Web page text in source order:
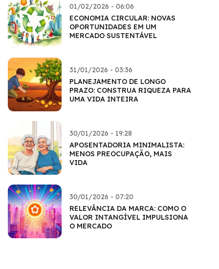
01/02/2026 - 06:06
ECONOMIA CIRCULAR: NOVAS
OPORTUNIDADES EM UM
MERCADO SUSTENTÁVEL
31/01/2026 - 03:36
PLANEJAMENTO DE LONGO
PRAZO: CONSTRUA RIQUEZA PARA
UMA VIDA INTEIRA
30/01/2026 - 19:28
APOSENTADORIA MINIMALISTA:
MENOS PREOCUPAÇÃO, MAIS
VIDA
30/01/2026 - 07:20
RELEVÂNCIA DA MARCA: COMO O
VALOR INTANGÍVEL IMPULSIONA
O MERCADO